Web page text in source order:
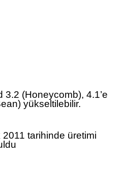
3.2 (Honeycomb), 4.1’e
yükseltilebilir.
2011 tarihinde üretimi